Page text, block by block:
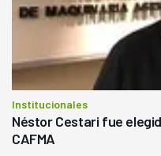
Institucionales
Néstor Cestari fue
CAFMA